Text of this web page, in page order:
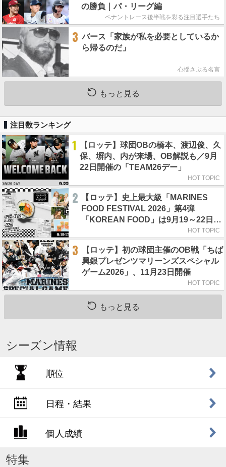
の勝負｜パ・リーグ編
ペナントレース後半戦を彩る注目選手たち
3 バース「家族が私を必要としているか
ら帰るのだ」
心揺さぶる名言
もっと見る
注目数ランキング
1
【ロッテ】球団OBの橋本、渡辺俊、久
保、塀内、内が来場、OB解説も／9月
22日開催の「TEAM26デー」
HOT TOPIC
2
【ロッテ】史上最大級「MARINES
FOOD FESTIVAL 2026」第4弾
「KOREAN FOOD」は9月19～22日／
HOT TOPIC
3
【ロッテ】初の球団主催のOB戦「ちば
興銀プレゼンツマリーンズスペシャル
ゲーム2026」、11月23日開催
HOT TOPIC
もっと見る
シーズン情報
順位
日程・結果
個人成績
特集